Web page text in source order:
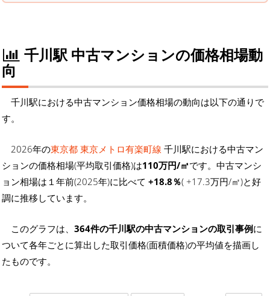
千川駅 中古マンションの価格相場動
向
千川駅における中古マンション価格相場の動向は以下の通りで
す。
2026年の東京都 東京メトロ有楽町線 千川駅における中古マン
ションの価格相場(平均取引価格)は110万円/㎡です。中古マンシ
ョン相場は１年前(2025年)に比べて +18.8％( +17.3万円/㎡)と好
調に推移しています。
このグラフは、 364件の千川駅の中古マンションの取引事例に
ついて各年ごとに算出した取引価格(面積価格)の平均値を描画し
たものです。